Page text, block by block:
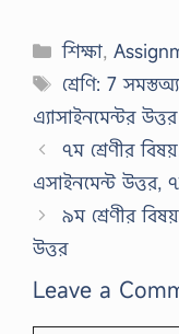
Categories
শিক্ষা,
Tags
শ্রেণি: 7
এ্যাসাইনমেন্টর উত্তর
৭ম শ্রেণীর
এসাইনমেন্ট উত্তর,
৯ম শ্রেণীর
উত্তর
Leave a